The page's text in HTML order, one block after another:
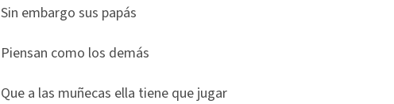
Sin embargo sus papás
Piensan como los demás
Que a las muñecas ella tiene que jugar